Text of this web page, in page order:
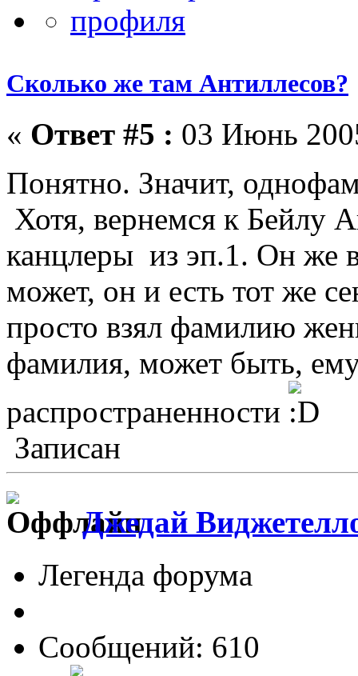
Сколько же там Антиллесов?
« Ответ #5 : 03 Июнь
Понятно. Значит,
Хотя, вернемся к Бейлу
канцлеры из эп.1. Он же
может, он и есть тот же
просто взял фамилию
фамилия, может быть, ему
распространенности
Записан
Джедай
Легенда форума
Сообщений: 610